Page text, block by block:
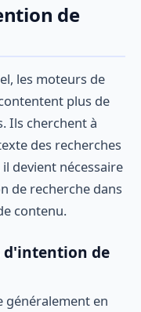
de
les moteurs de
plus de
Ils cherchent à
des recherches
devient nécessaire
de recherche dans
contenu.
d'intention de
généralement en